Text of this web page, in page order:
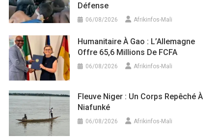
Défense
06/08/2026 Afrikinfos-Mali
Humanitaire À Gao : L’Allemagne
Offre 65,6 Millions De FCFA
06/08/2026 Afrikinfos-Mali
Fleuve Niger : Un Corps Repêché À
Niafunké
06/08/2026 Afrikinfos-Mali